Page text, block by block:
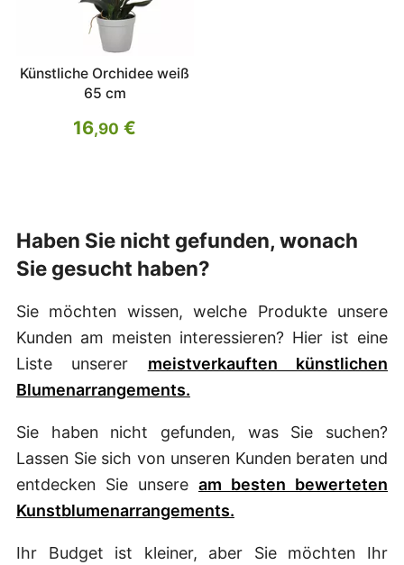
Künstliche Orchidee weiß
65 cm
16,90 €
Haben Sie nicht gefunden, wonach
Sie gesucht haben?
Sie möchten wissen, welche Produkte unsere
Kunden am meisten interessieren? Hier ist eine
Liste unserer meistverkauften künstlichen
Blumenarrangements.
Sie haben nicht gefunden, was Sie suchen?
Lassen Sie sich von unseren Kunden beraten und
entdecken Sie unseream besten bewerteten
Kunstblumenarrangements.
Ihr Budget ist kleiner, aber Sie möchten Ihr